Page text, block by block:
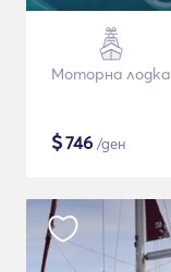
Моторна лодка
$746 /ден